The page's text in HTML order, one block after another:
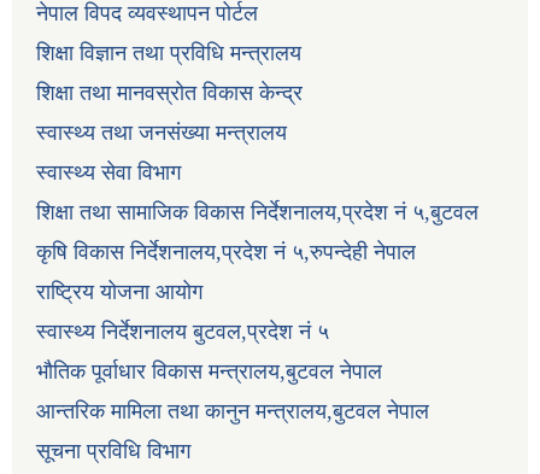
नेपाल विपद व्यवस्थापन पोर्टल
शिक्षा विज्ञान तथा प्रविधि मन्त्रालय
शिक्षा तथा मानवस्रोत विकास केन्द्र
स्वास्थ्य तथा जनसंख्या मन्त्रालय
स्वास्थ्य सेवा विभाग
शिक्षा तथा सामाजिक विकास निर्देशनालय,प्रदेश नं ५,बुटवल
कृषि विकास निर्देशनालय,प्रदेश नं ५,रुपन्देही नेपाल
राष्ट्रिय योजना आयोग
स्वास्थ्य निर्देशनालय बुटवल,प्रदेश नं ५
भौतिक पूर्वाधार विकास मन्त्रालय,बुटवल नेपाल
आन्तरिक मामिला तथा कानुन मन्त्रालय,बुटवल नेपाल
सूचना प्रविधि विभाग